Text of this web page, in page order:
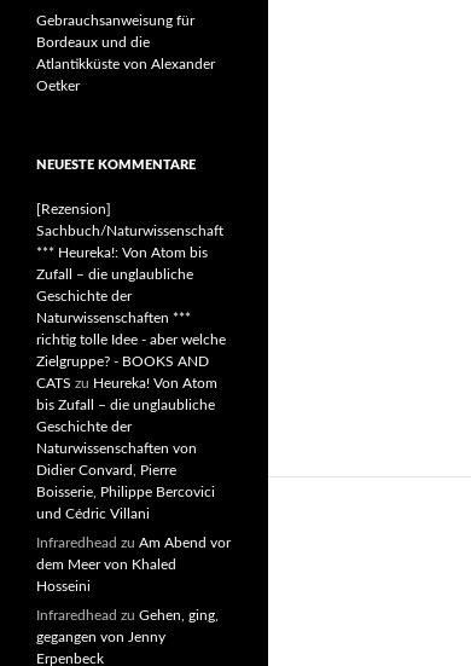
Gebrauchsanweisung für
Bordeaux und die
Atlantikküste von Alexander
Oetker
NEUESTE KOMMENTARE
[Rezension]
Sachbuch/Naturwissenschaft
*** Heureka!: Von Atom bis
Zufall – die unglaubliche
Geschichte der
Naturwissenschaften ***
richtig tolle Idee - aber welche
Zielgruppe? - BOOKS AND
CATS zu Heureka! Von Atom
bis Zufall – die unglaubliche
Geschichte der
Naturwissenschaften von
Didier Convard, Pierre
Boisserie, Philippe Bercovici
und Cédric Villani
Infraredhead zu Am Abend vor
dem Meer von Khaled
Hosseini
Infraredhead zu Gehen, ging,
gegangen von Jenny
Erpenbeck